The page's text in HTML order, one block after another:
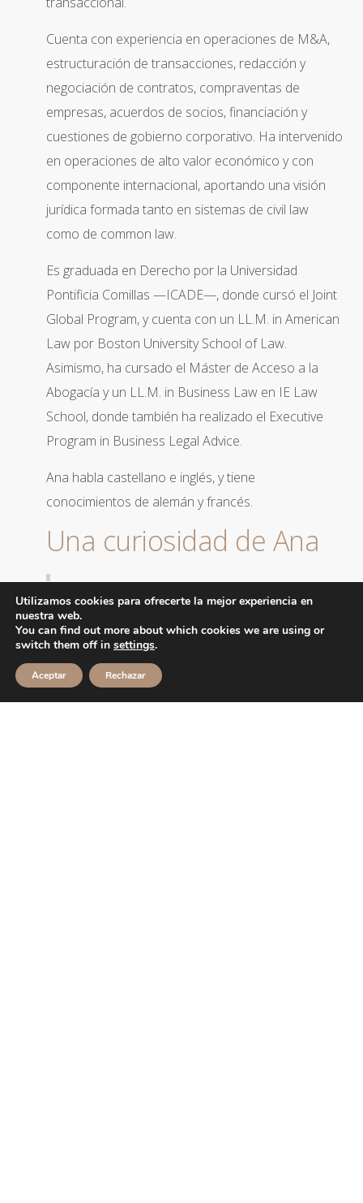
Cuenta con experiencia en operaciones de M&A,
estructuración de transacciones, redacción y
negociación de contratos, compraventas de
empresas, acuerdos de socios, financiación y
cuestiones de gobierno corporativo. Ha intervenido
en operaciones de alto valor económico y con
componente internacional, aportando una visión
jurídica formada tanto en sistemas de civil law
como de common law.
Es graduada en Derecho por la Universidad
Pontificia Comillas —ICADE—, donde cursó el Joint
Global Program, y cuenta con un LL.M. in American
Law por Boston University School of Law.
Asimismo, ha cursado el Máster de Acceso a la
Abogacía y un LL.M. in Business Law en IE Law
School, donde también ha realizado el Executive
Program in Business Legal Advice.
Ana habla castellano e inglés, y tiene
conocimientos de alemán y francés.
Una curiosidad de Ana
A Ana le encanta viajar y conocer nuevas
culturas.
VOLVER A EQUIPO
Utilizamos cookies para ofrecerte la mejor experiencia en
nuestra web.
You can find out more about which cookies we are using or
switch them off in settings.
Aceptar Rechazar